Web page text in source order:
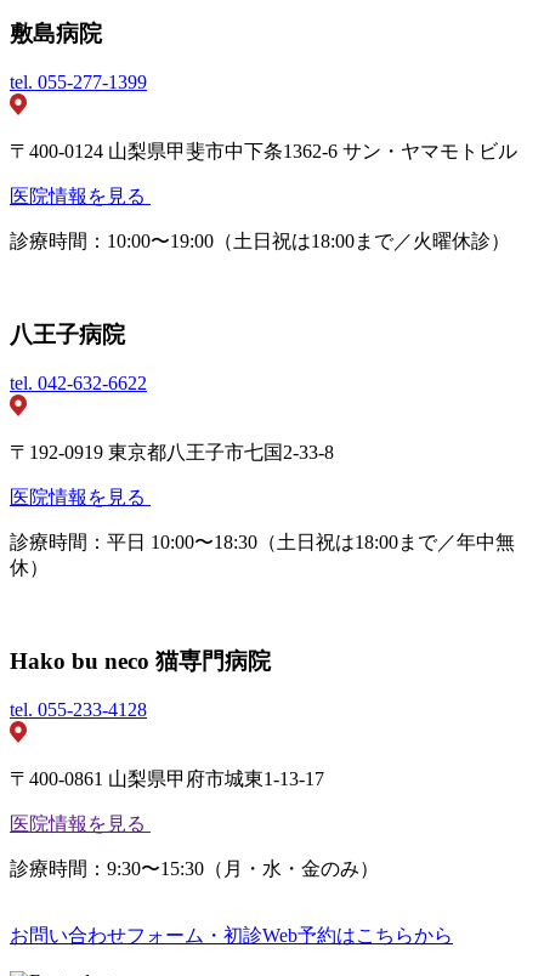
敷島病院
tel. 055-277-1399
〒400-0124 山梨県甲斐市中下条1362-6 サン・ヤマモトビル
医院情報を見る
診療時間：10:00〜19:00（土日祝は18:00まで／火曜休診）
八王子病院
tel. 042-632-6622
〒192-0919 東京都八王子市七国2-33-8
医院情報を見る
診療時間：平日 10:00〜18:30（土日祝は18:00まで／年中無
休）
Hako bu neco 猫専門病院
tel. 055-233-4128
〒400-0861 山梨県甲府市城東1-13-17
医院情報を見る
診療時間：9:30〜15:30（月・水・金のみ）
お問い合わせフォーム・初診Web予約はこちらから